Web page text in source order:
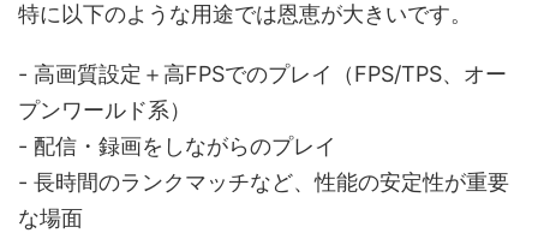
特に以下のような用途では恩恵が大きいです。
- 高画質設定＋高FPSでのプレイ（FPS/TPS、オー
プンワールド系）
- 配信・録画をしながらのプレイ
- 長時間のランクマッチなど、性能の安定性が重要
な場面